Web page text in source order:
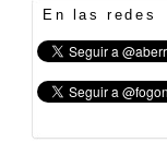
En las redes